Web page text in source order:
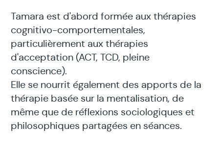
Tamara est d'abord formée aux thérapies
cognitivo-comportementales,
particulièrement aux thérapies
d'acceptation (ACT, TCD, pleine
conscience).
Elle se nourrit également des apports de la
thérapie basée sur la mentalisation, de
même que de réflexions sociologiques et
philosophiques partagées en séances.